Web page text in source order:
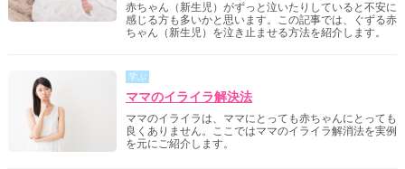
赤ちゃん（新生児）がずっと泣いたりしていると不安に
感じる方も多いかと思います。この記事では、ぐずる赤
ちゃん（新生児）を泣き止ませる方法を紹介します。
学ぶ
ママのイライラ解決法
ママのイライラは、ママにとっても赤ちゃんにとっても
良くありません。ここではママのイライラ解消法を実例
を元にご紹介します。